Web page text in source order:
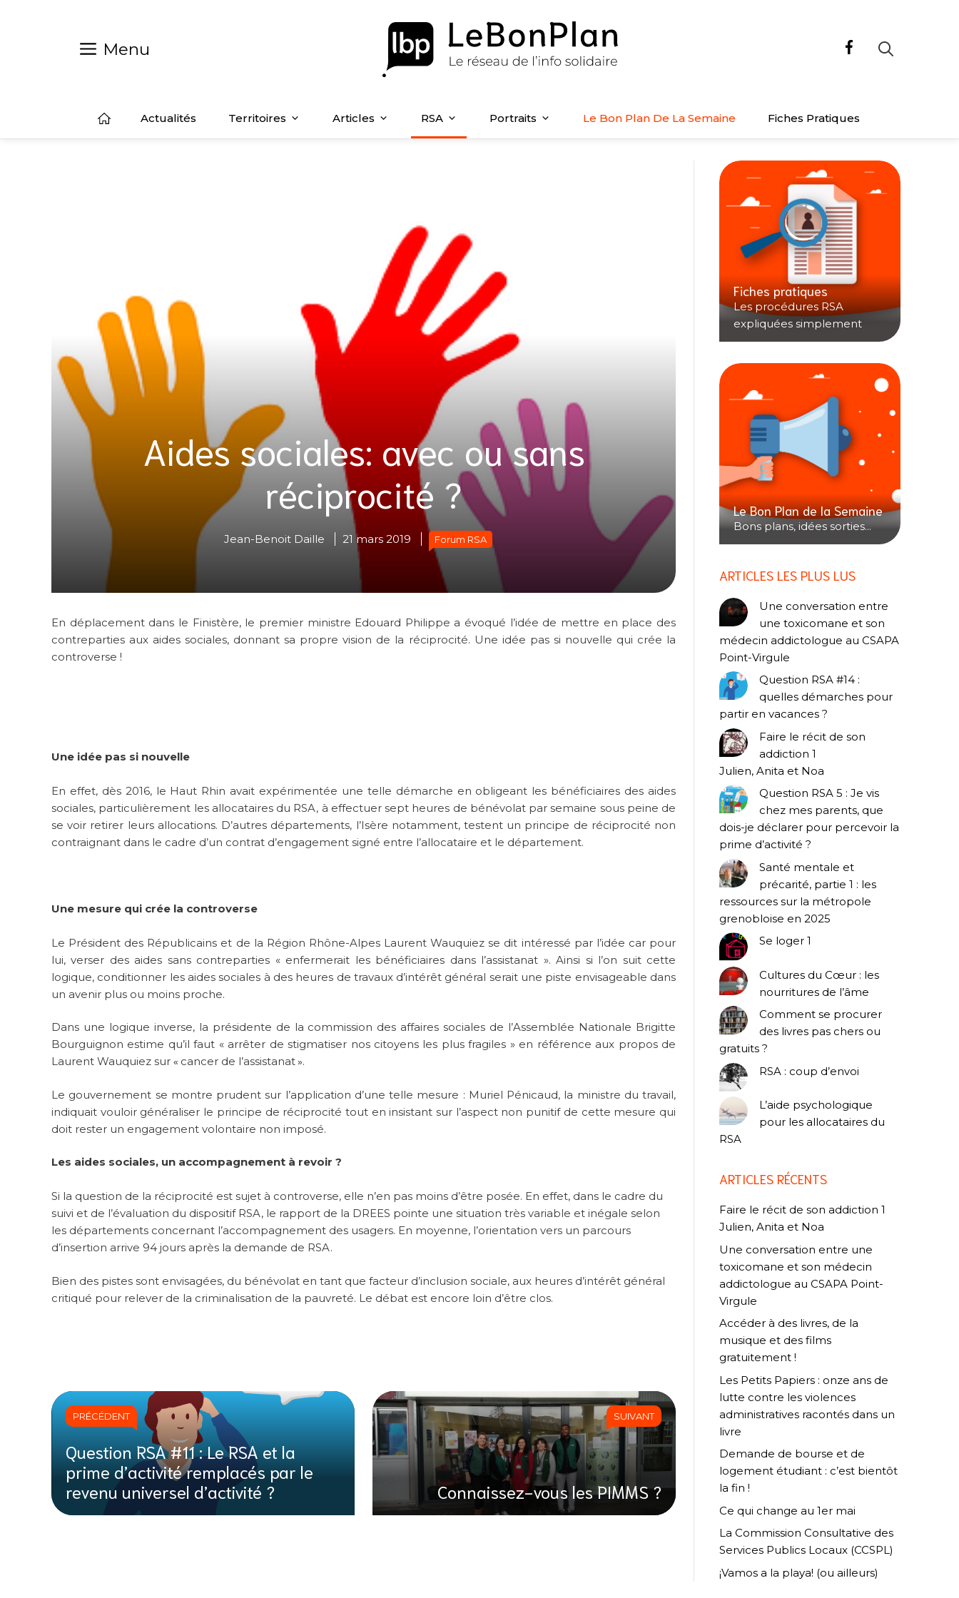
Menu
Actualités Territoires Articles RSA Portraits Le Bon Plan De La Semaine Fiches Pratiques
Aides sociales: avec ou sans
réciprocité ?
Jean-Benoit Daille 21 mars 2019 Forum RSA
En déplacement dans le Finistère, le premier ministre Edouard Philippe a évoqué l’idée de mettre en place des
contreparties aux aides sociales, donnant sa propre vision de la réciprocité. Une idée pas si nouvelle qui crée la
controverse !
Une idée pas si nouvelle
En effet, dès 2016, le Haut Rhin avait expérimentée une telle démarche en obligeant les bénéficiaires des aides
sociales, particulièrement les allocataires du RSA, à effectuer sept heures de bénévolat par semaine sous peine de
se voir retirer leurs allocations. D’autres départements, l’Isère notamment, testent un principe de réciprocité non
contraignant dans le cadre d’un contrat d’engagement signé entre l’allocataire et le département.
Une mesure qui crée la controverse
Le Président des Républicains et de la Région Rhône-Alpes Laurent Wauquiez se dit intéressé par l’idée car pour
lui, verser des aides sans contreparties « enfermerait les bénéficiaires dans l’assistanat ». Ainsi si l’on suit cette
logique, conditionner les aides sociales à des heures de travaux d’intérêt général serait une piste envisageable dans
un avenir plus ou moins proche.
Dans une logique inverse, la présidente de la commission des affaires sociales de l’Assemblée Nationale Brigitte
Bourguignon estime qu’il faut « arrêter de stigmatiser nos citoyens les plus fragiles » en référence aux propos de
Laurent Wauquiez sur « cancer de l’assistanat ».
Le gouvernement se montre prudent sur l’application d’une telle mesure : Muriel Pénicaud, la ministre du travail,
indiquait vouloir généraliser le principe de réciprocité tout en insistant sur l’aspect non punitif de cette mesure qui
doit rester un engagement volontaire non imposé.
Les aides sociales, un accompagnement à revoir ?
Si la question de la réciprocité est sujet à controverse, elle n’en pas moins d’être posée. En effet, dans le cadre du
suivi et de l’évaluation du dispositif RSA, le rapport de la DREES pointe une situation très variable et inégale selon
les départements concernant l’accompagnement des usagers. En moyenne, l’orientation vers un parcours
d’insertion arrive 94 jours après la demande de RSA.
Bien des pistes sont envisagées, du bénévolat en tant que facteur d’inclusion sociale, aux heures d’intérêt général
critiqué pour relever de la criminalisation de la pauvreté. Le débat est encore loin d’être clos.
PRÉCÉDENT
Question RSA #11 : Le RSA et la
prime d’activité remplacés par le
revenu universel d’activité ?
SUIVANT
Connaissez-vous les PIMMS ?
Fiches pratiques
Les procédures RSA
expliquées simplement
Le Bon Plan de la Semaine
Bons plans, idées sorties...
ARTICLES LES PLUS LUS
Une conversation entre
une toxicomane et son
médecin addictologue au CSAPA
Point-Virgule
Question RSA #14 :
quelles démarches pour
partir en vacances ?
Faire le récit de son
addiction 1
Julien, Anita et Noa
Question RSA 5 : Je vis
chez mes parents, que
dois-je déclarer pour percevoir la
prime d’activité ?
Santé mentale et
précarité, partie 1 : les
ressources sur la métropole
grenobloise en 2025
Se loger 1
Cultures du Cœur : les
nourritures de l’âme
Comment se procurer
des livres pas chers ou
gratuits ?
RSA : coup d’envoi
L’aide psychologique
pour les allocataires du
RSA
ARTICLES RÉCENTS
Faire le récit de son addiction 1
Julien, Anita et Noa
Une conversation entre une
toxicomane et son médecin
addictologue au CSAPA Point-
Virgule
Accéder à des livres, de la
musique et des films
gratuitement !
Les Petits Papiers : onze ans de
lutte contre les violences
administratives racontés dans un
livre
Demande de bourse et de
logement étudiant : c’est bientôt
la fin !
Ce qui change au 1er mai
La Commission Consultative des
Services Publics Locaux (CCSPL)
¡Vamos a la playa! (ou ailleurs)